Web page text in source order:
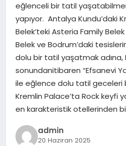
SIYASET
YAŞAM
eğlenceli bir tatil
yapıyor. Antalya Kundu’daki
Belek’teki Asteria Family
Belek ve Bodrum’daki
dolu bir tatil yaşatmak adına,
sonundanitibaren “Efsanevi
ile eğlence dolu tatil geceleri
Kremlin Palace’ta Rock keyfi
en karakteristik otellerinden
admin
20 Haziran 2025